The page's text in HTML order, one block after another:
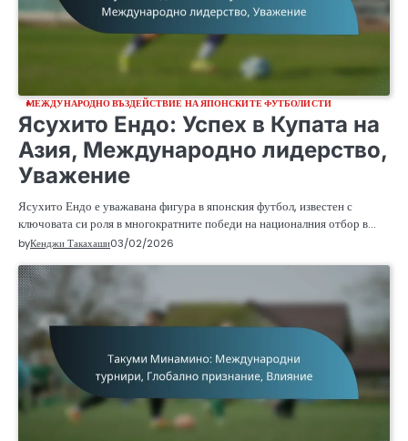
МЕЖДУНАРОДНО ВЪЗДЕЙСТВИЕ НА ЯПОНСКИТЕ ФУТБОЛИСТИ
Ясухито Ендо: Успех в Купата на
Азия, Международно лидерство,
Уважение
Ясухито Ендо е уважавана фигура в японския футбол, известен с
ключовата си роля в многократните победи на националния отбор в…
byКенджи Такахаши03/02/2026